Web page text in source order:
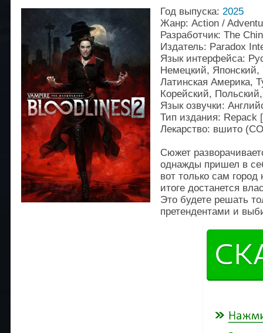
Год выпуска: 2025
Жанр: Action /
Разработчик: The
Издатель: Paradox
Язык интерфейса:
Немецкий,
Латинская Америка,
Корейский,
Язык озвучки:
Тип издания: Repack
Лекарство: вшито
Сюжет
однажды пришел в
вот только сам
итоге достанется
Это будете решать
претендентами и